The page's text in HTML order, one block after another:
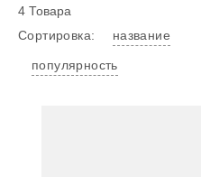
Сортировка: название
популярность
4 Товара